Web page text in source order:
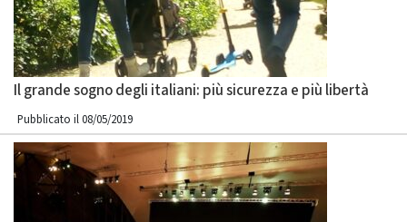
Il grande sogno degli italiani: più sicurezza e più libertà
Pubblicato il 08/05/2019